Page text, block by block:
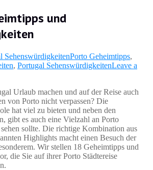
und
SehenswürdigkeitenPorto Geheimtipps,
, Portugal SehenswürdigkeitenLeave a
Urlaub machen und auf der Reise auch
von Porto nicht verpassen? Die
hat viel zu bieten und neben den
gibt es auch eine Vielzahl an Porto
sollte. Die richtige Kombination aus
Highlights macht einen Besuch der
Wir stellen 18 Geheimtipps und
die Sie auf ihrer Porto Städtereise